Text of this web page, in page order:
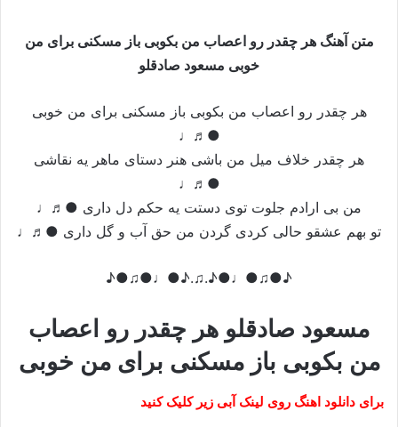
متن آهنگ هر چقدر رو اعصاب من بکوبی باز مسکنی برای من
خوبی مسعود صادقلو
هر چقدر رو اعصاب من بکوبی باز مسکنی برای من خوبی
●♬♩
هر چقدر خلاف میل من باشی هنر دستای ماهر یه نقاشی
●♬♩
من بی ارادم جلوت توی دستت یه حکم دل داری ●♬♩
تو بهم عشقو حالی کردی گردن من حق آب و گل داری ●♬♩
♪●♫●♩●♪.♫.♪●♩●♫●♪
مسعود صادقلو هر چقدر رو اعصاب
من بکوبی باز مسکنی برای من خوبی
برای دانلود اهنگ روی لینک آبی زیر کلیک کنید